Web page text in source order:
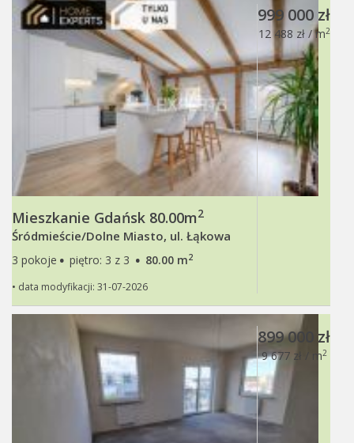
Mieszkanie Gdańsk 80.00m2
Śródmieście/Dolne Miasto, ul. Łąkowa
3 pokoje · piętro: 3 z 3 · 80.00 m2
• data modyfikacji: 31-07-2026
999 000 zł
12 488 zł / m2
899 000 zł
9 677 zł / m2